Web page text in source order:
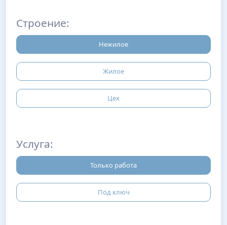
Строение:
Нежилое
Жилое
Цех
Услуга:
Только работа
Под ключ